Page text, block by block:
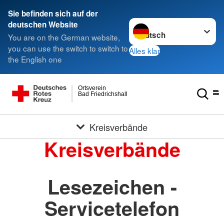
Sie befinden sich auf der
deutschen Website
You are on the German website,
you can use the switch to switch to
the English one
Sprache wechseln zu
Alles klar
Bad Friedrichshall
Ortsverein
Kreisverbände
Kreisverbände
Lesezeichen -
Servicetelefon